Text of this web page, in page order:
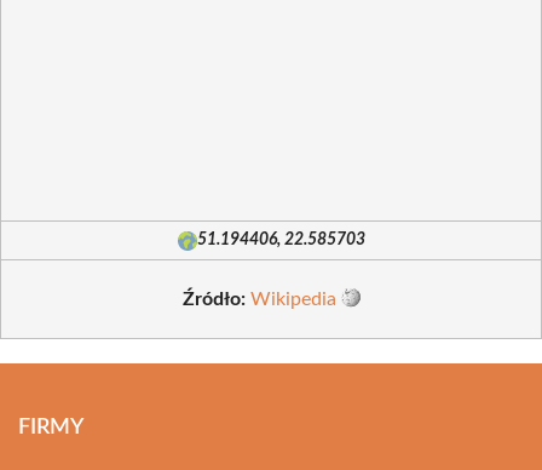
51.194406, 22.585703
Źródło: Wikipedia
FIRMY